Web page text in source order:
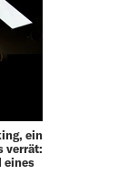
ein
verrät:
eines